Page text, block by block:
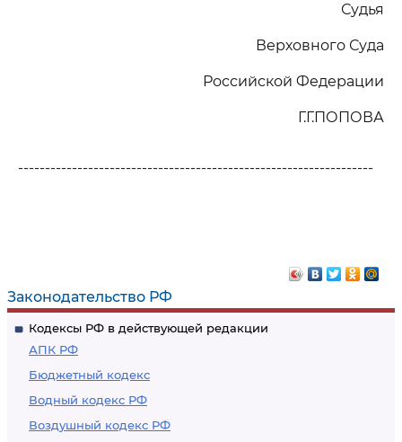
Законодательство РФ
Кодексы РФ в действующей редакции
АПК РФ
Бюджетный кодекс
Водный кодекс РФ
Воздушный кодекс РФ
Судья
Верховного Суда
Российской Федерации
Г.Г.ПОПОВА
------------------------------------------------------------------